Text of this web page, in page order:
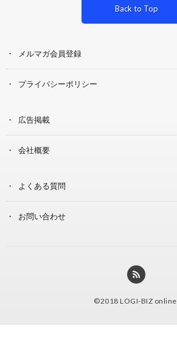
Back to Top
メルマガ会員登録
プライバシーポリシー
広告掲載
会社概要
よくある質問
お問い合わせ
©2018 LOGI-BIZ online